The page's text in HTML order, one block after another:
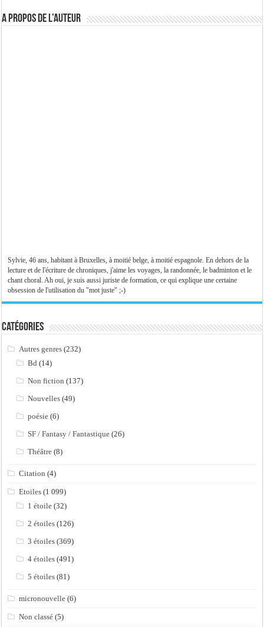
A propos de l’auteur
Sylvie, 46 ans, habitant à Bruxelles, à moitié belge, à moitié espagnole. En dehors de la
lecture et de l'écriture de chroniques, j'aime les voyages, la randonnée, le badminton et le
chant choral. Ah oui, je suis aussi juriste de formation, ce qui explique une certaine
obsession de l'utilisation du "mot juste" ;-)
Catégories
Autres genres (232)
Bd (14)
Non fiction (137)
Nouvelles (49)
poésie (6)
SF / Fantasy / Fantastique (26)
Théâtre (8)
Citation (4)
Etoiles (1 099)
1 étoile (32)
2 étoiles (126)
3 étoiles (369)
4 étoiles (491)
5 étoiles (81)
micronouvelle (6)
Non classé (5)